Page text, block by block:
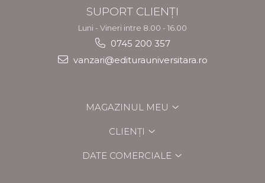
SUPORT CLIENȚI
Luni - Vineri intre 8.00 - 16.00
0745 200 357
vanzari@editurauniversitara.ro
MAGAZINUL MEU
CLIENȚI
DATE COMERCIALE